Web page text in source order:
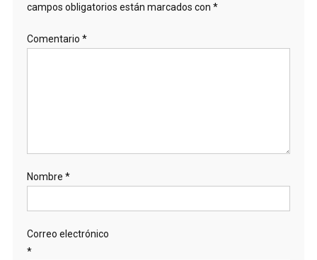
campos obligatorios están marcados con *
Comentario *
Nombre *
Correo electrónico
*